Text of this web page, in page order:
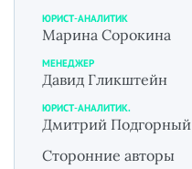
ЮРИСТ-АНАЛИТИК
Марина Сорокина
МЕНЕДЖЕР
Давид Гликштейн
ЮРИСТ-АНАЛИТИК.
Дмитрий Подгорный
Сторонние авторы